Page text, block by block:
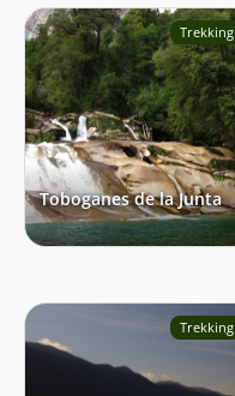
Trekking
Toboganes de la Junta
Trekking